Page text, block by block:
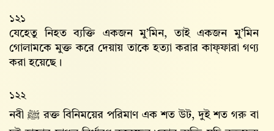
১২১
যেহেতু নিহত ব্যক্তি একজন মু’মিন, তাই একজন মু’মিন
গোলামকে মুক্ত করে দেয়ায় তাকে হত্যা করার কাফ্‌ফারা গণ্য
করা হয়েছে।
১২২
নবী ﷺ রক্ত বিনিময়ের পরিমাণ এক শত উট, দুই শত গরু বা